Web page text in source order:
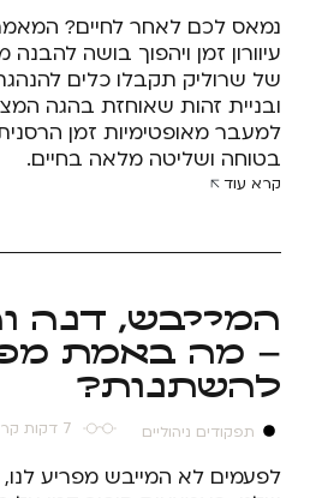
נמאס לכם לאחר לחיים?
עיוורון זמן ויהפוך בושה
של שרוליק תקבלו כלים
ובניית זהות שאוחזת בהגה
למעבר מאופטימיות זמן
בטוחה ושליטה מלאה בחיים.
קרא עוד
המייבש, דנה
– מה באמת
להשתנות?
תפקודים ניהוליים 7 דקות קריאה
לפעמים לא המייבש מפריע